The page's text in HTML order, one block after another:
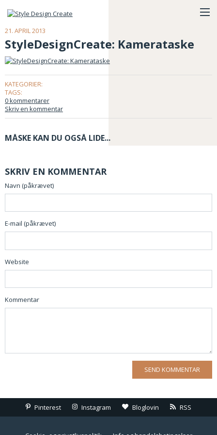
21. APRIL 2013
StyleDesignCreate: Kamerataske
KATEGORIER:
TAGS:
0 kommentarer
Skriv en kommentar
MÅSKE KAN DU OGSÅ LIDE...
SKRIV EN KOMMENTAR
Navn (påkrævet)
E-mail (påkrævet)
Website
Kommentar
Pinterest Instagram Bloglovin RSS